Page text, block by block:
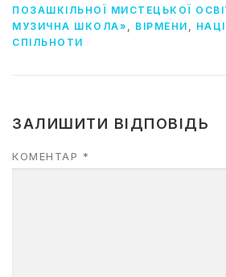
ПОЗАШКІЛЬНОЇ МИСТЕЦЬКОЇ
МУЗИЧНА ШКОЛА» , ВІРМЕНИ ,
СПІЛЬНОТИ
ЗАЛИШИТИ ВІДПОВІДЬ
КОМЕНТАР *